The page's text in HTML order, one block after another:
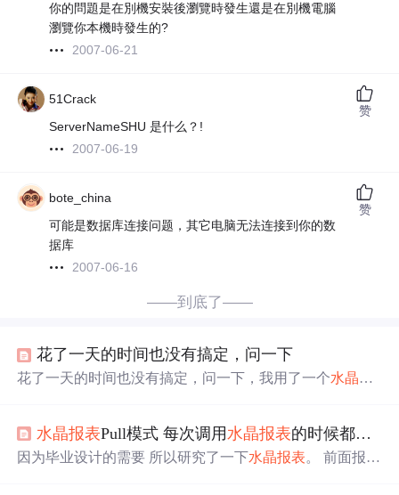
你的問題是在別機安裝後瀏覽時發生還是在別機電腦
瀏覽你本機時發生的?
2007-06-21
51Crack
ServerNameSHU 是什么？!
2007-06-19
赞
bote_china
可能是数据库连接问题，其它电脑无法连接到你的数
据库
2007-06-16
赞
——到底了——
花了一天的时间也没有搞定，问一下
花了一天的时间也没有搞定，问一下，我用了一个水晶报
(VS.80).aspx ...
水晶报表Pull模式 每次调用 水晶报表的时候都要
因为毕业设计的需要 所以研究了一下水晶报表。 前面报表